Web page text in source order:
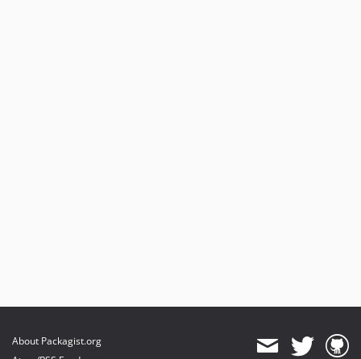
About Packagist.org